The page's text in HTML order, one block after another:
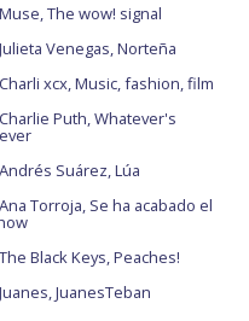
Muse, The wow! signal
Julieta Venegas, Norteña
Charli xcx, Music, fashion, film
Charlie Puth, Whatever's
Andrés Suárez, Lúa
Ana Torroja, Se ha acabado el
The Black Keys, Peaches!
Juanes, JuanesTeban